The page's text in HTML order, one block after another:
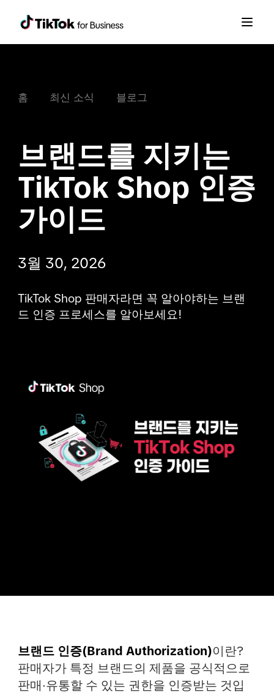
홈 최신 소식 블로그
브랜드를 지키는
TikTok Shop 인증
가이드
3월 30, 2026
TikTok Shop 판매자라면 꼭 알아야하는 브랜
드 인증 프로세스를 알아보세요!
브랜드 인증(Brand Authorization)이란?
판매자가 특정 브랜드의 제품을 공식적으로
판매·유통할 수 있는 권한을 인증받는 것입